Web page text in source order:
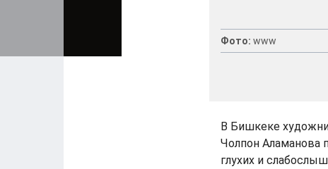
Фото: www
В Бишкеке
Чолпон Аламанова
глухих и